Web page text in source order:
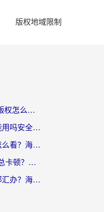
版权地域限制
‘蜻蜓所在地区暂时无版权怎么办’？海外党看国内内容、办国内事的实用指南
搜狐视频会员在国外能用吗安全吗？留学生亲测有效的回国观影解决方案
相思蛊国外地区限制怎么看？海外党追剧听歌的终极解决方案
海外党看国外电视app总卡顿？选对回国加速器，追剧购物两不误
马来西亚怎么打不开鄂汇办？海外华人必备的回国加速指南，解决追剧、办事、阅读难题